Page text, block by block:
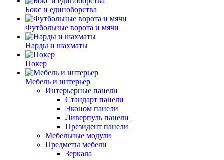
Бокс и единоборства
Футбольные ворота и мячи
Нарды и шахматы
Покер
Мебель и интерьер
Интерьерные панели
Стандарт панели
Эконом панели
Ливерпуль панели
Президент панели
Мебельные модули
Предметы мебели
Зеркала